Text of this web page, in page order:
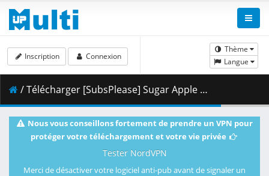
Thème
Langue
Inscription Connexion
/ Télécharger [SubsPlease] Sugar Apple Fairy Tale - 24 (1080p) [B95C8413].mkv.002 ( 439.48 MB )
Nous vous conseillons fortement de prendre un VPN pour
protéger votre téléchargement et votre vie privée
Tester NordVPN
Merci de désactiver votre logiciel anti-pub avant de signaler un